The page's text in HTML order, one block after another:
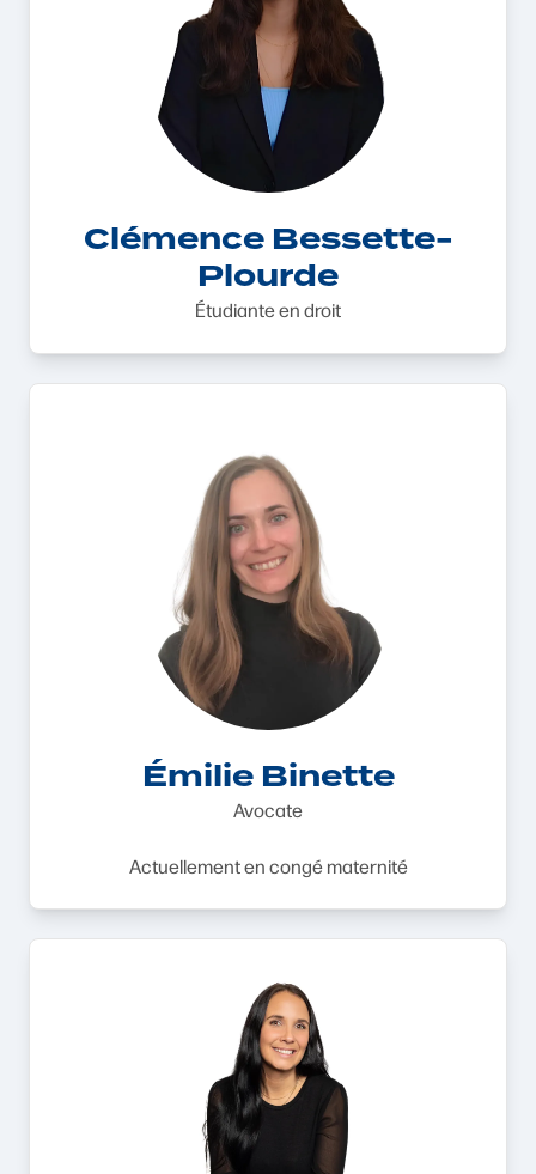
Clémence Bessette-
Plourde
Étudiante en droit
Émilie Binette
Avocate
Actuellement en congé maternité